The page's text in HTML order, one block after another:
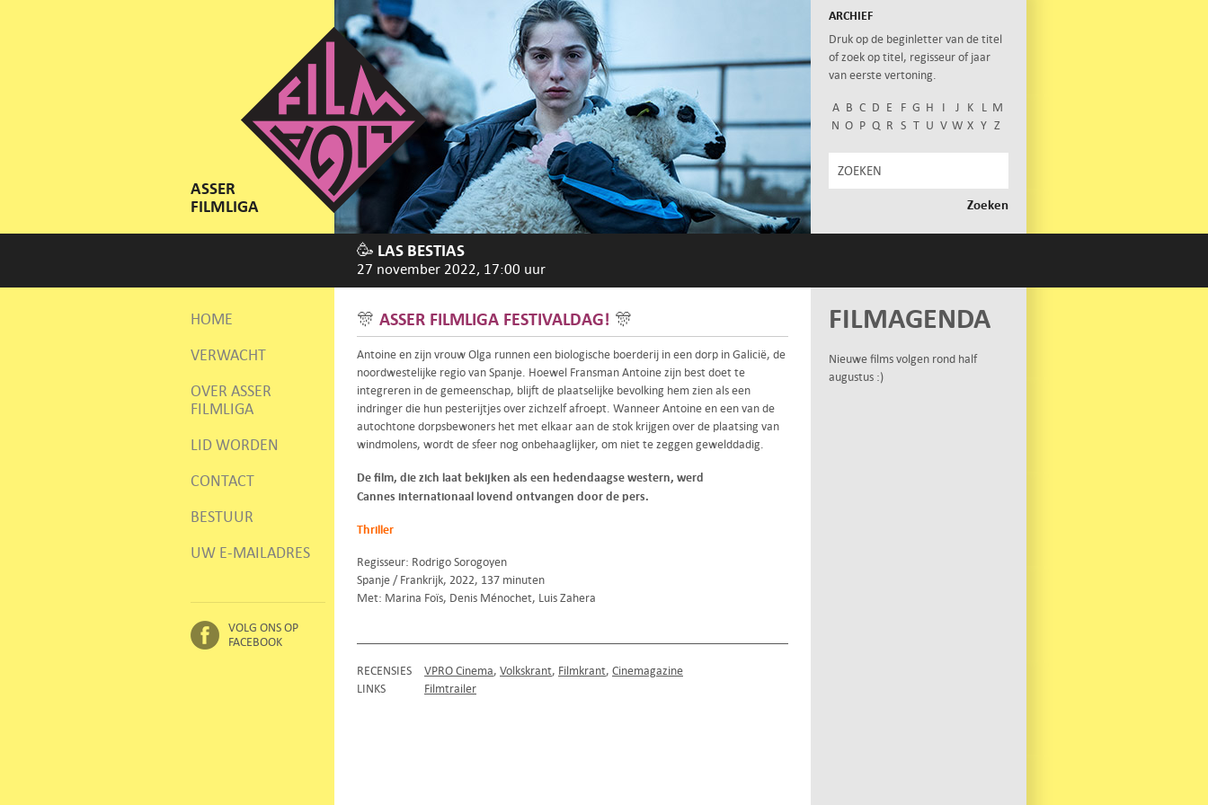
ASSER
FILMLIGA
ARCHIEF
Druk op de beginletter van de titel
of zoek op titel, regisseur of jaar
van eerste vertoning.
A B C D E F G H I J K L M
N O P Q R S T U V W X Y Z
🥳 LAS BESTIAS
27 november 2022, 17:00 uur
HOME
VERWACHT
OVER ASSER
FILMLIGA
LID WORDEN
CONTACT
BESTUUR
UW E-MAILADRES
VOLG ONS OP
FACEBOOK
🎊 ASSER FILMLIGA FESTIVALDAG! 🎊
Antoine en zijn vrouw Olga runnen een biologische boerderij in een dorp in Galicië, de
noordwestelijke regio van Spanje. Hoewel Fransman Antoine zijn best doet te
integreren in de gemeenschap, blijft de plaatselijke bevolking hem zien als een
indringer die hun pesterijtjes over zichzelf afroept. Wanneer Antoine en een van de
autochtone dorpsbewoners het met elkaar aan de stok krijgen over de plaatsing van
windmolens, wordt de sfeer nog onbehaaglijker, om niet te zeggen gewelddadig.
De film, die zich laat bekijken als een hedendaagse western, werd
Cannes internationaal lovend ontvangen door de pers.
Thriller
Regisseur: Rodrigo Sorogoyen
Spanje / Frankrijk, 2022, 137 minuten
Met: Marina Foïs, Denis Ménochet, Luis Zahera
RECENSIES VPRO Cinema Volkskrant Filmkrant Cinemagazine
LINKS
Filmtrailer
FILMAGENDA
Nieuwe films volgen rond half
augustus :)